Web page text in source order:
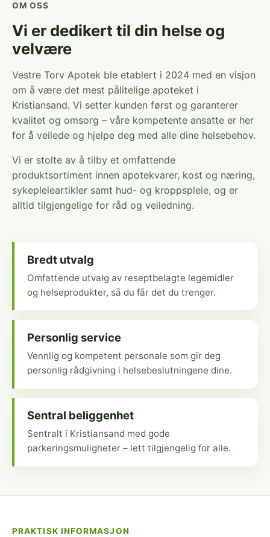
OM OSS
Vi er dedikert til din helse og
velvære
Vestre Torv Apotek ble etablert i 2024 med en visjon
om å være det mest pålitelige apoteket i
Kristiansand. Vi setter kunden først og garanterer
kvalitet og omsorg – våre kompetente ansatte er her
for å veilede og hjelpe deg med alle dine helsebehov.
Vi er stolte av å tilby et omfattende
produktsortiment innen apotekvarer, kost og næring,
sykepleieartikler samt hud- og kroppspleie, og er
alltid tilgjengelige for råd og veiledning.
Bredt utvalg
Omfattende utvalg av reseptbelagte legemidler
og helseprodukter, så du får det du trenger.
Personlig service
Vennlig og kompetent personale som gir deg
personlig rådgivning i helsebeslutningene dine.
Sentral beliggenhet
Sentralt i Kristiansand med gode
parkeringsmuligheter – lett tilgjengelig for alle.
PRAKTISK INFORMASJON